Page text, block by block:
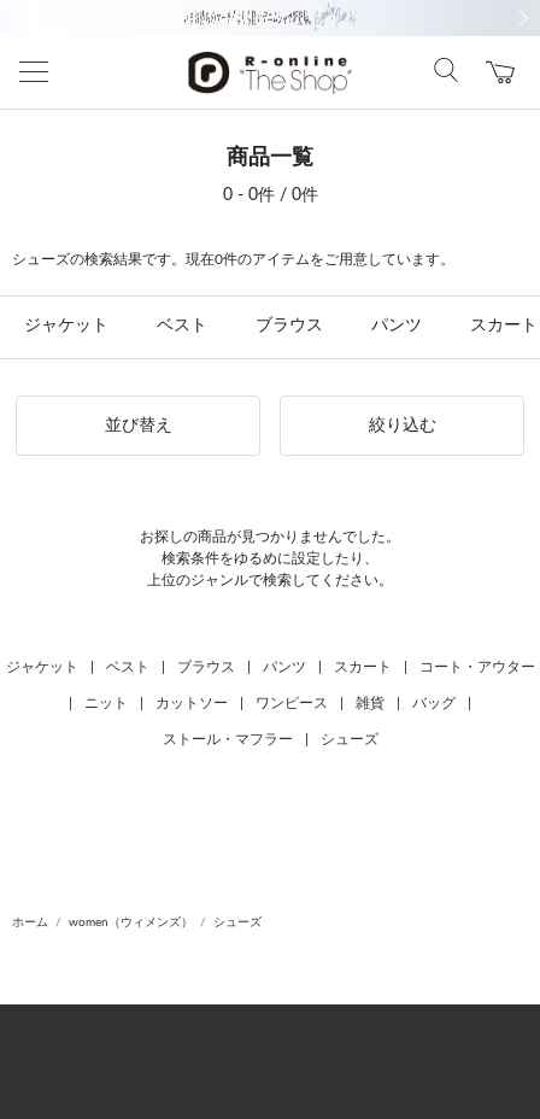
商品一覧
0 - 0件 / 0件
シューズの検索結果です。現在0件のアイテムをご用意しています。
ジャケット ベスト ブラウス パンツ スカート
並び替え 絞り込む
お探しの商品が見つかりませんでした。
検索条件をゆるめに設定したり、
上位のジャンルで検索してください。
ジャケット ベスト ブラウス パンツ スカート コート・アウター
ニット カットソー ワンピース 雑貨 バッグ
ストール・マフラー シューズ
ホーム women（ウィメンズ） シューズ